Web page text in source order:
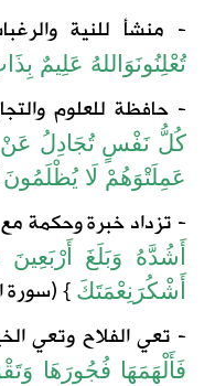
- منشأ للنية
تُعْلِنُونَوَاللهُ عَلِيمٌ
- حافظة للعلوم
كُلُّ نَفْسٍ تُجَادِلُ عَنْ
عَمِلَتْوَهُمْ لَا يُظْلَمُونَ
- تزداد خبرة وحكمة
أَشُدَّهُ وَبَلَغَ أَرْبَعِينَ
أَشْكُرَ نِعْمَتَكَ } (سورة
- تعي الفلاح وتعي
فَأَلْهَمَهَا فُجُورَهَا